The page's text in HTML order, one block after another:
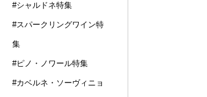
#シャルドネ特集
#スパークリングワイン特
集
#ピノ・ノワール特集
#カベルネ・ソーヴィニョ